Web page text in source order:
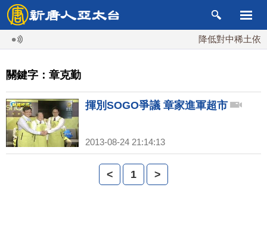
降低對中稀土依賴
關鍵字：章克勤
揮別SOGO爭議 章家進軍超市
2013-08-24 21:14:13
< 1 >